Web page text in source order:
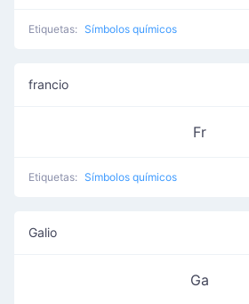
Etiquetas: Símbolos químicos
francio
Fr
Etiquetas: Símbolos químicos
Galio
Ga